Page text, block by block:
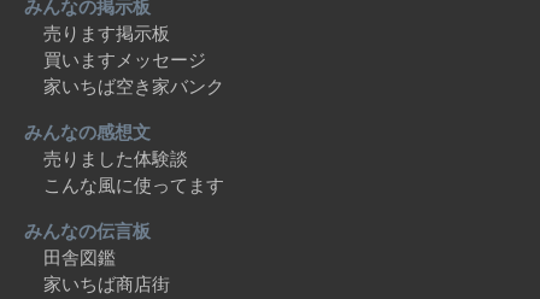
みんなの掲示板
売ります掲示板
買いますメッセージ
家いちば空き家バンク
みんなの感想文
売りました体験談
こんな風に使ってます
みんなの伝言板
田舎図鑑
家いちば商店街